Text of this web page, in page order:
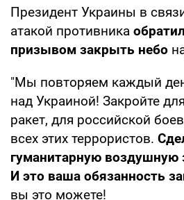
Президент Украины в
атакой противника
призывом закрыть небо
"Мы повторяем каждый
над Украиной! Закройте
ракет, для российской
всех этих террористов.
гуманитарную
И это ваша обязанность
вы это можете!